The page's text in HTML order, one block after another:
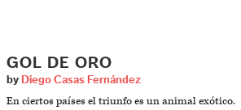
GOL DE ORO
by Diego Casas Fernández
En ciertos países el triunfo es un animal exótico.